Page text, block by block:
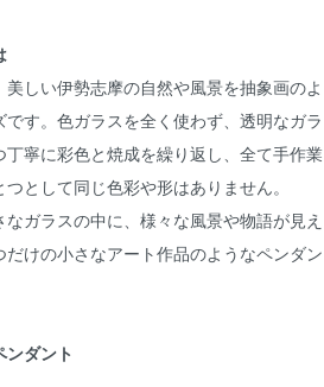
しい伊勢志摩の自然や風景を抽象画のよ
です。色ガラスを全く使わず、透明なガラ
丁寧に彩色と焼成を繰り返し、全て手作業
として同じ色彩や形はありません。
ガラスの中に、様々な風景や物語が見え
けの小さなアート作品のようなペンダン
ダント